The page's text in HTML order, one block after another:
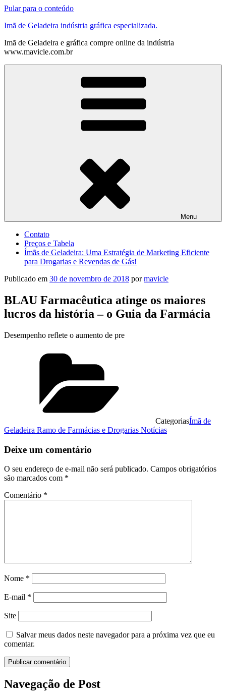
Pular para o conteúdo
Imã de Geladeira indústria gráfica especializada.
Imã de Geladeira e gráfica compre online da indústria
www.mavicle.com.br
Menu
Contato
Preços e Tabela
Ímãs de Geladeira: Uma Estratégia de Marketing Eficiente
para Drogarias e Revendas de Gás!
Publicado em 30 de novembro de 2018 pormavicle
BLAU Farmacêutica atinge os maiores
lucros da história – o Guia da Farmácia
Desempenho reflete o aumento de pre
CategoriasÍmã de
Geladeira Ramo de Farmácias e Drogarias Notícias
Deixe um comentário
O seu endereço de e-mail não será publicado. Campos obrigatórios
são marcados com *
Comentário *
Nome *
E-mail *
Site
Salvar meus dados neste navegador para a próxima vez que eu
comentar.
Navegação de Post